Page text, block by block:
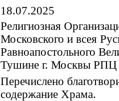
18.07.2025
Религиозная
Московского и всея
Равноапостольного
Тушине г. Москвы РПЦ
Перечислено
содержание Храма.